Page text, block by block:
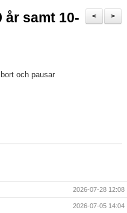
>
<
år samt 10-
och pausar
2026-07-28 12:08
2026-07-05 14:04